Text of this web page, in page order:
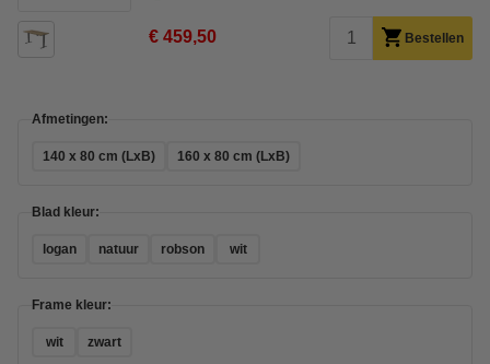
€ 459,50 Bestellen
Afmetingen:
140 x 80 cm (LxB) 160 x 80 cm (LxB)
Blad kleur:
logan natuur robson wit
Frame kleur:
wit zwart